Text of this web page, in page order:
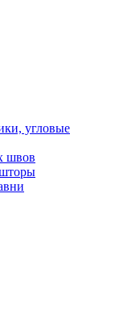
угловые
швов